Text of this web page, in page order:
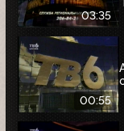
03:35
00:55